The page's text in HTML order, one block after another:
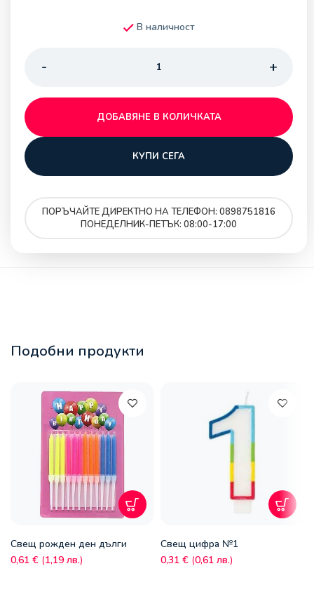
В наличност
ДОБАВЯНЕ В КОЛИЧКАТА
КУПИ СЕГА
ПОРЪЧАЙТЕ ДИРЕКТНО НА ТЕЛЕФОН: 0898751816
ПОНЕДЕЛНИК-ПЕТЪК: 08:00-17:00
Подобни продукти
Свещ рожден ден дълги
0,61 € (1,19 лв.)
Свещ цифра №1
0,31 € (0,61 лв.)